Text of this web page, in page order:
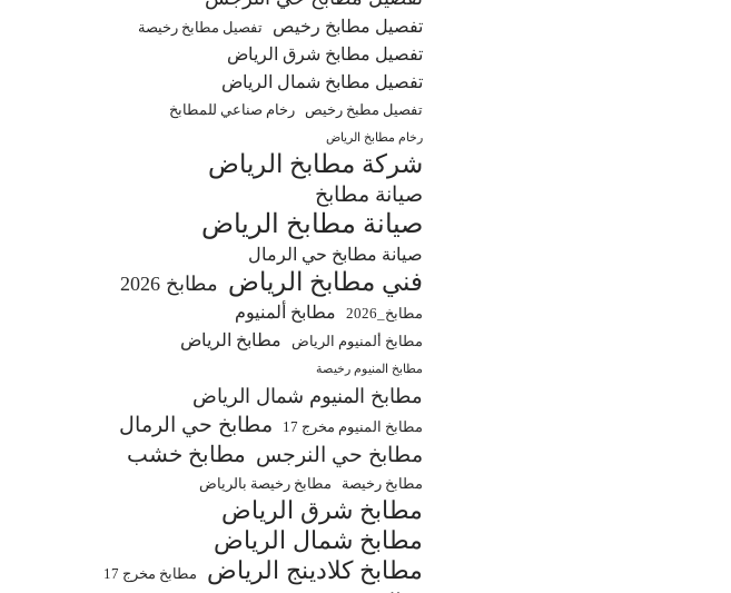
تفصيل مطابخ رخيص تفصيل مطابخ رخيصة
تفصيل مطابخ شرق الرياض
تفصيل مطابخ شمال الرياض
تفصيل مطبخ رخيص رخام صناعي للمطابخ
رخام مطابخ الرياض
شركة مطابخ الرياض
صيانة مطابخ
صيانة مطابخ الرياض
صيانة مطابخ حي الرمال
فني مطابخ الرياض مطابخ 2026
مطابخ_2026 مطابخ ألمنيوم
مطابخ ألمنيوم الرياض مطابخ الرياض
مطابخ المنيوم رخيصة
مطابخ المنيوم شمال الرياض
مطابخ المنيوم مخرج 17
مطابخ حي الرمال
مطابخ حي النرجس مطابخ خشب
مطابخ رخيصة مطابخ رخيصة بالرياض
مطابخ شرق الرياض
مطابخ شمال الرياض
مطابخ كلادينج الرياض
مطابخ مخرج 17